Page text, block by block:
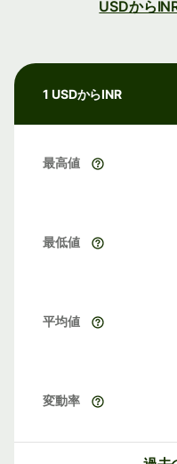
USDから
1 USDからINR
最高値
最低値
平均値
変動率